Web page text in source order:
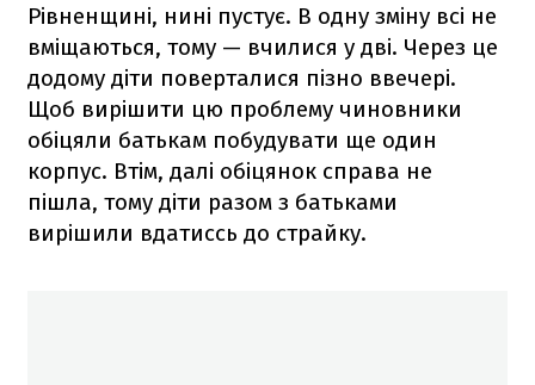
Рівненщині, нині пустує. В одну зміну всі не
вміщаються, тому — вчилися у дві. Через це
додому діти поверталися пізно ввечері.
Щоб вирішити цю проблему чиновники
обіцяли батькам побудувати ще один
корпус. Втім, далі обіцянок справа не
пішла, тому діти разом з батьками
вирішили вдатиссь до страйку.